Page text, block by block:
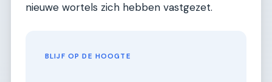
nieuwe wortels zich hebben vastgezet.
BLIJF OP DE HOOGTE